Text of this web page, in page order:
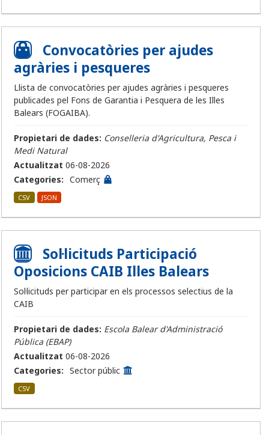
Convocatòries per ajudes
agràries i pesqueres
Llista de convocatòries per ajudes agràries i pesqueres
publicades pel Fons de Garantia i Pesquera de les Illes
Balears (FOGAIBA).
Propietari de dades: Conselleria d'Agricultura, Pesca i
Medi Natural
Actualitzat 06-08-2026
Categories: Comerç
CSV JSON
Sol·licituds Participació
Oposicions CAIB Illes Balears
Sol·licituds per participar en els processos selectius de la
CAIB
Propietari de dades: Escola Balear d'Administració
Pública (EBAP)
Actualitzat 06-08-2026
Categories: Sector públic
CSV